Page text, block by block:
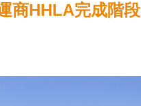
商HHLA完成階段